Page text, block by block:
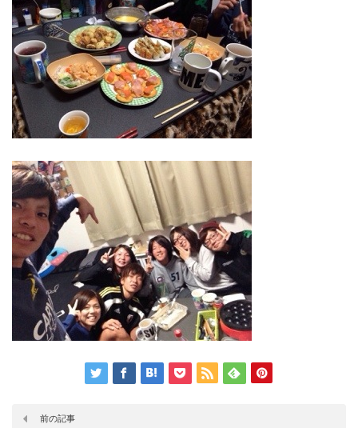
前の記事